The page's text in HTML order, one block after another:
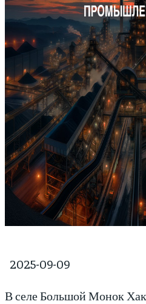
2025-09-09
В селе Большой Монок